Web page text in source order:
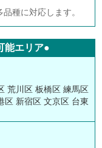
品種に対応します。
能エリア●
荒川区 板橋区 練馬区
区 新宿区 文京区 台東